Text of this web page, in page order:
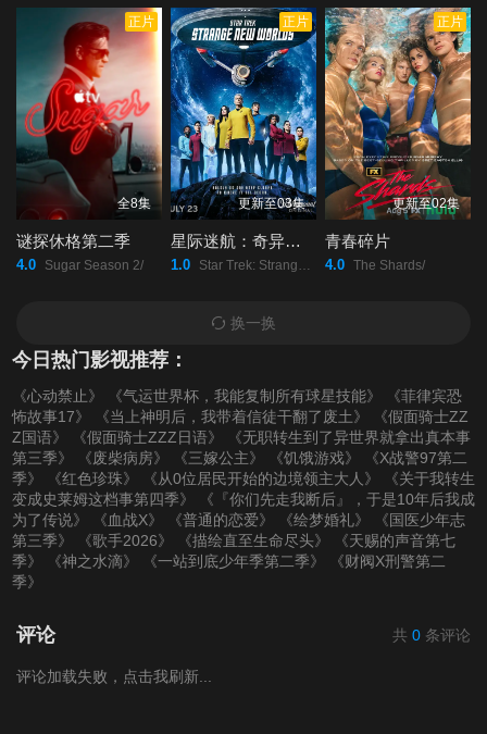
正片
全8集
谜探休格第二季
4.0 Sugar Season 2/
正片
更新至03集
星际迷航：奇异新世界第四季
1.0 Star Trek: Strange New Worlds Season 4/
正片
更新至02集
青春碎片
4.0 The Shards/
换一换
今日热门影视推荐：
《心动禁止》 《气运世界杯，我能复制所有球星技能》
《菲律宾恐
怖故事17》
《当上神明后，我带着信徒干翻了废土》
《假面骑士ZZ
Z国语》
《假面骑士ZZZ日语》
《无职转生到了异世界就拿出真本事
第三季》
《废柴病房》 《三嫁公主》 《饥饿游戏》
《X战警97第二
季》
《红色珍珠》 《从0位居民开始的边境领主大人》
《关于我转生
变成史莱姆这档事第四季》
《『你们先走我断后』，于是10年后我成
为了传说》
《血战X》 《普通的恋爱》 《绘梦婚礼》
《国医少年志
第三季》
《歌手2026》 《描绘直至生命尽头》
《天赐的声音第七
季》
《神之水滴》 《一站到底少年季第二季》
《财阀X刑警第二
季》
评论 共 0 条评论
评论加载失败，点击我刷新...